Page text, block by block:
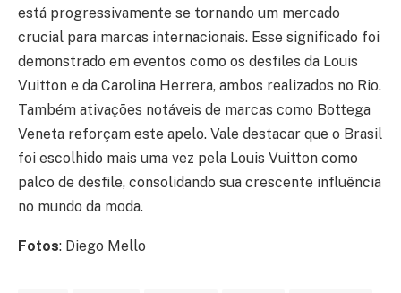
está progressivamente se tornando um mercado
crucial para marcas internacionais. Esse significado foi
demonstrado em eventos como os desfiles da Louis
Vuitton e da Carolina Herrera, ambos realizados no Rio.
Também ativações notáveis de marcas como Bottega
Veneta reforçam este apelo. Vale destacar que o Brasil
foi escolhido mais uma vez pela Louis Vuitton como
palco de desfile, consolidando sua crescente influência
no mundo da moda.
Fotos: Diego Mello